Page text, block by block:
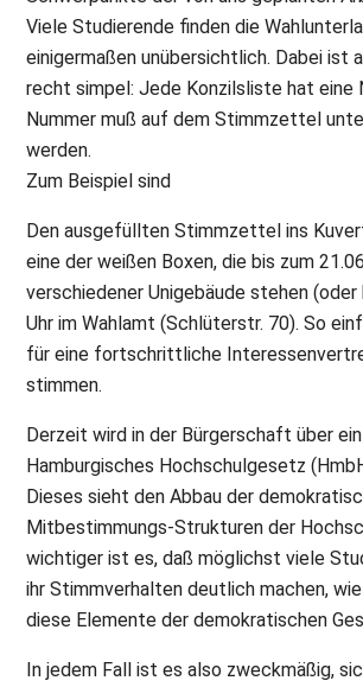
Viele Studierende finden die
einigermaßen unübersichtlich. Dabei ist
recht simpel: Jede Konzilsliste hat eine
Nummer muß auf dem Stimmzettel
werden.
Zum Beispiel sind
Den ausgefüllten Stimmzettel ins
eine der weißen Boxen, die bis zum
verschiedener Unigebäude stehen (oder
Uhr im Wahlamt (Schlüterstr. 70). So
für eine fortschrittliche
stimmen.
Derzeit wird in der Bürgerschaft über
Hamburgisches Hochschulgesetz
Dieses sieht den Abbau der
Mitbestimmungs-Strukturen der
wichtiger ist es, daß möglichst viele
ihr Stimmverhalten deutlich machen,
diese Elemente der demokratischen
In jedem Fall ist es also zweckmäßig,